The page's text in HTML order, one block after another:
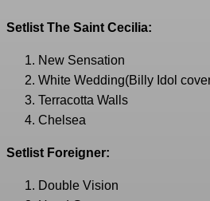
Setlist The Saint Cecilia:
New Sensation
White Wedding(Billy Idol
Terracotta Walls
Chelsea
Setlist Foreigner:
Double Vision